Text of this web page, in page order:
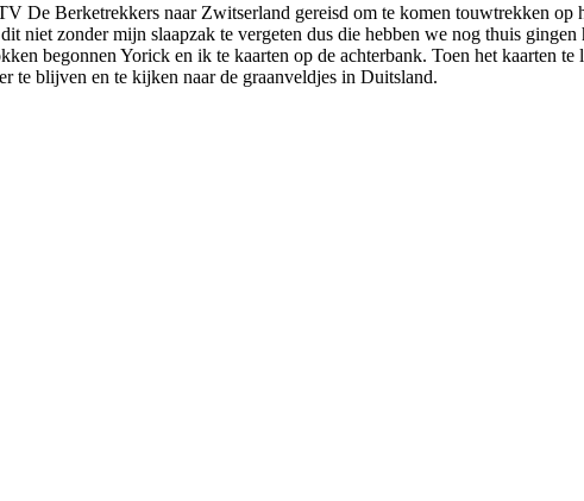
De Berketrekkers naar Zwitserland gereisd om te komen touwtrekken
niet zonder mijn slaapzak te vergeten dus die hebben we nog thuis
begonnen Yorick en ik te kaarten op de achterbank. Toen het kaarten
te blijven en te kijken naar de graanveldjes in Duitsland.